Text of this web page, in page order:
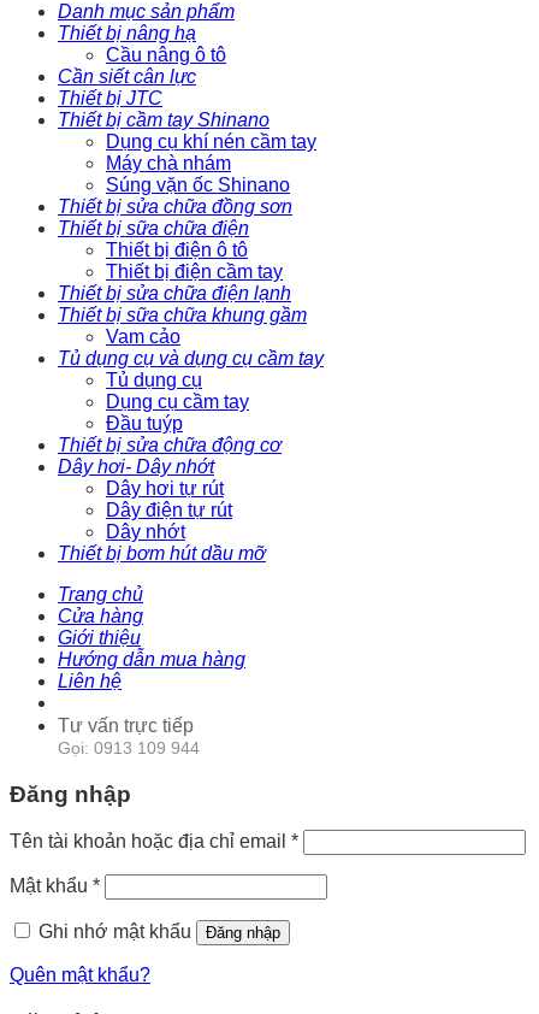
Danh mục sản phẩm
Thiết bị nâng hạ
Cầu nâng ô tô
Cần siết cân lực
Thiết bị JTC
Thiết bị cầm tay Shinano
Dụng cụ khí nén cầm tay
Máy chà nhám
Súng vặn ốc Shinano
Thiết bị sửa chữa đồng sơn
Thiết bị sữa chữa điện
Thiết bị điện ô tô
Thiết bị điện cầm tay
Thiết bị sửa chữa điện lạnh
Thiết bị sữa chữa khung gầm
Vam cảo
Tủ dụng cụ và dụng cụ cầm tay
Tủ dụng cụ
Dụng cụ cầm tay
Đầu tuýp
Thiết bị sửa chữa động cơ
Dây hơi- Dây nhớt
Dây hơi tự rút
Dây điện tự rút
Dây nhớt
Thiết bị bơm hút dầu mỡ
Trang chủ
Cửa hàng
Giới thiệu
Hướng dẫn mua hàng
Liên hệ
Tư vấn trực tiếp
Gọi: 0913 109 944
Đăng nhập
Tên tài khoản hoặc địa chỉ email *
Mật khẩu *
Ghi nhớ mật khẩu Đăng nhập
Quên mật khẩu?